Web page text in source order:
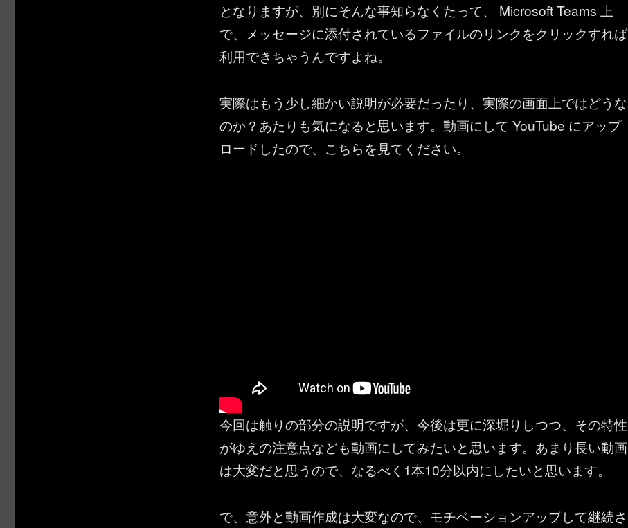
となりますが、別にそんな事知らなくたって、 Microsoft Teams 上
で、メッセージに添付されているファイルのリンクをクリックすれば
利用できちゃうんですよね。
実際はもう少し細かい説明が必要だったり、実際の画面上ではどうな
のか？あたりも気になると思います。動画にして YouTube にアップ
ロードしたので、こちらを見てください。
今回は触りの部分の説明ですが、今後は更に深堀りしつつ、その特性
がゆえの注意点なども動画にしてみたいと思います。あまり長い動画
は大変だと思うので、なるべく1本10分以内にしたいと思います。
で、意外と動画作成は大変なので、モチベーションアップして継続さ